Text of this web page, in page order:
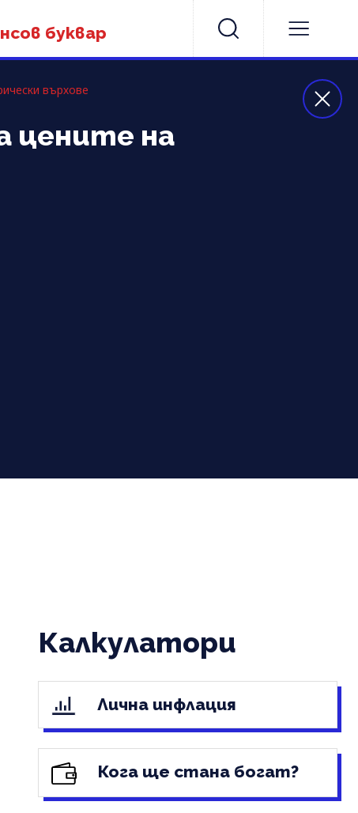
буквар
върхове
цените на
Калкулатори
Лична инфлация
Кога ще стана богат?